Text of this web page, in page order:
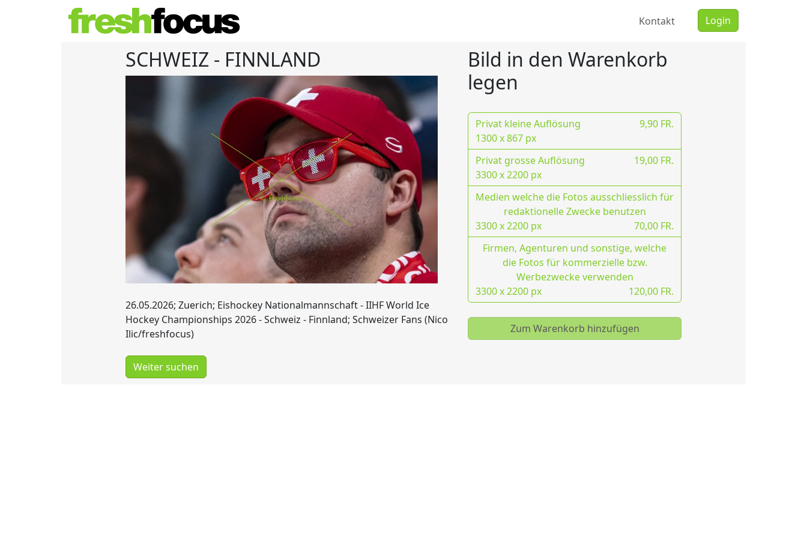
Kontakt Login
SCHWEIZ - FINNLAND
26.05.2026; Zuerich; Eishockey Nationalmannschaft - IIHF World Ice
Hockey Championships 2026 - Schweiz - Finnland; Schweizer Fans (Nico
Ilic/freshfocus)
Weiter suchen
Bild in den Warenkorb
legen
Privat kleine Auflösung
9,90 FR.
1300 x 867 px
Privat grosse Auflösung
19,00 FR.
3300 x 2200 px
Medien welche die Fotos ausschliesslich für
redaktionelle Zwecke benutzen
70,00 FR.
3300 x 2200 px
Firmen, Agenturen und sonstige, welche
die Fotos für kommerzielle bzw.
Werbezwecke verwenden
120,00 FR.
3300 x 2200 px
Zum Warenkorb hinzufügen